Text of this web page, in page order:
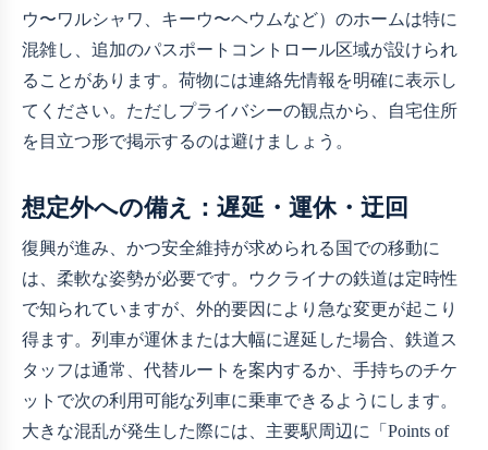
ウ〜ワルシャワ、キーウ〜ヘウムなど）のホームは特に
混雑し、追加のパスポートコントロール区域が設けられ
ることがあります。荷物には連絡先情報を明確に表示し
てください。ただしプライバシーの観点から、自宅住所
を目立つ形で掲示するのは避けましょう。
想定外への備え：遅延・運休・迂回
復興が進み、かつ安全維持が求められる国での移動に
は、柔軟な姿勢が必要です。ウクライナの鉄道は定時性
で知られていますが、外的要因により急な変更が起こり
得ます。列車が運休または大幅に遅延した場合、鉄道ス
タッフは通常、代替ルートを案内するか、手持ちのチケ
ットで次の利用可能な列車に乗車できるようにします。
大きな混乱が発生した際には、主要駅周辺に「Points of